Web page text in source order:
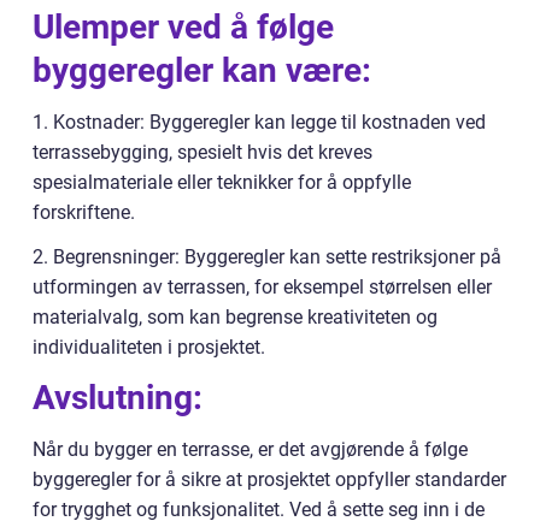
Ulemper ved å følge
byggeregler kan være:
1. Kostnader: Byggeregler kan legge til kostnaden ved
terrassebygging, spesielt hvis det kreves
spesialmateriale eller teknikker for å oppfylle
forskriftene.
2. Begrensninger: Byggeregler kan sette restriksjoner på
utformingen av terrassen, for eksempel størrelsen eller
materialvalg, som kan begrense kreativiteten og
individualiteten i prosjektet.
Avslutning:
Når du bygger en terrasse, er det avgjørende å følge
byggeregler for å sikre at prosjektet oppfyller standarder
for trygghet og funksjonalitet. Ved å sette seg inn i de